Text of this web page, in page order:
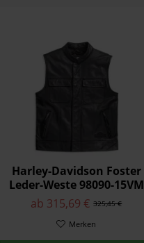
Harley-Davidson Foster
Leder-Weste 98090-15VM
325,45 €
ab 315,69 €
Merken